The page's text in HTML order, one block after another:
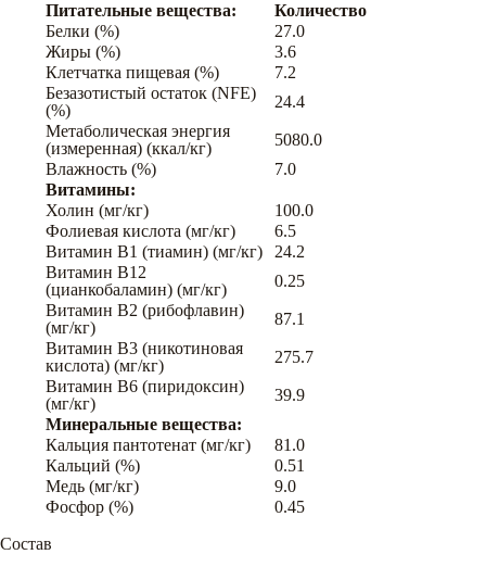
Питательные вещества:
Количество
Белки (%)
27.0
Жиры (%)
3.6
Клетчатка пищевая (%)
7.2
Безазотистый остаток (NFE)
(%)
24.4
Метаболическая энергия
(измеренная) (ккал/кг)
5080.0
Влажность (%)
7.0
Витамины:
Холин (мг/кг)
100.0
Фолиевая кислота (мг/кг)
6.5
Витамин B1 (тиамин) (мг/кг)
24.2
Витамин B12
(цианкобаламин) (мг/кг)
0.25
Витамин B2 (рибофлавин)
(мг/кг)
87.1
Витамин B3 (никотиновая
кислота) (мг/кг)
275.7
Витамин B6 (пиридоксин)
(мг/кг)
39.9
Минеральные вещества:
Кальция пантотенат (мг/кг)
81.0
Кальций (%)
0.51
Медь (мг/кг)
9.0
Фосфор (%)
0.45
Состав